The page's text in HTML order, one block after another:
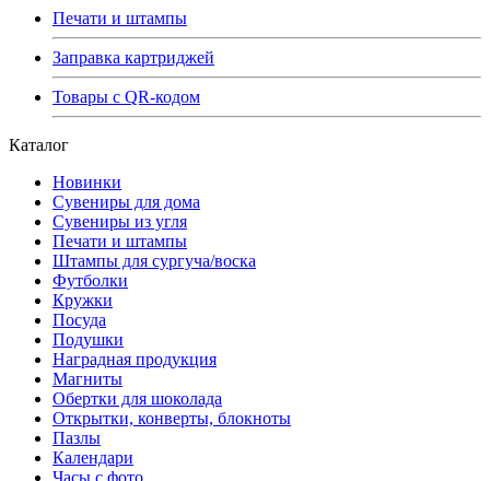
Печати и штампы
Заправка картриджей
Товары с QR-кодом
Каталог
Новинки
Сувениры для дома
Сувениры из угля
Печати и штампы
Штампы для сургуча/воска
Футболки
Кружки
Посуда
Подушки
Наградная продукция
Магниты
Обертки для шоколада
Открытки, конверты, блокноты
Пазлы
Календари
Часы с фото